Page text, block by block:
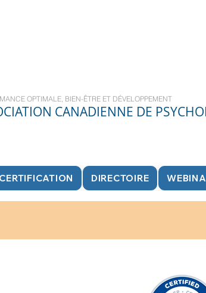
OPTIMALE, BIEN-ÊTRE ET DÉVELOPPEMENT
CANADIENNE DE
DIRECTOIRE